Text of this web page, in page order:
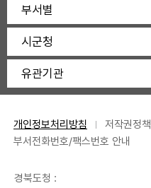
부서별
시군청
유관기관
개인정보처리방침 저작권정책
부서전화번호/팩스번호 안내
경북도청 :